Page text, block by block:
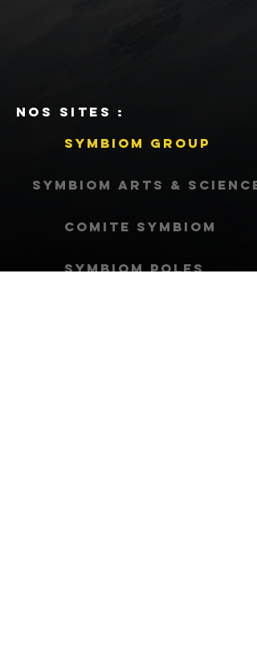
NOS SITES :
SYMBIOM GROUP
SYMBIOM ARTS &
COMITE SYMBIOM
SYMBIOM POLES